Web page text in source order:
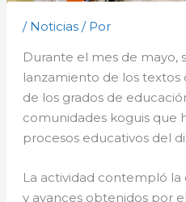
/ Noticias / Por
Durante el mes de mayo,
lanzamiento de los textos
de los grados de
comunidades koguis que
procesos educativos del
La actividad contempló
y avances obtenidos por